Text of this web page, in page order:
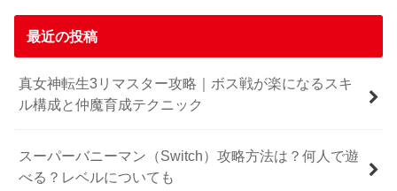
最近の投稿
真女神転生3リマスター攻略｜ボス戦が楽になるスキ
ル構成と仲魔育成テクニック
スーパーバニーマン（Switch）攻略方法は？何人で遊
べる？レベルについても